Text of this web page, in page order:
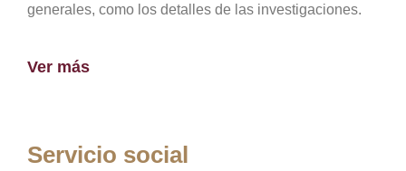
generales, como los detalles de las investigaciones.
Ver más
Servicio social